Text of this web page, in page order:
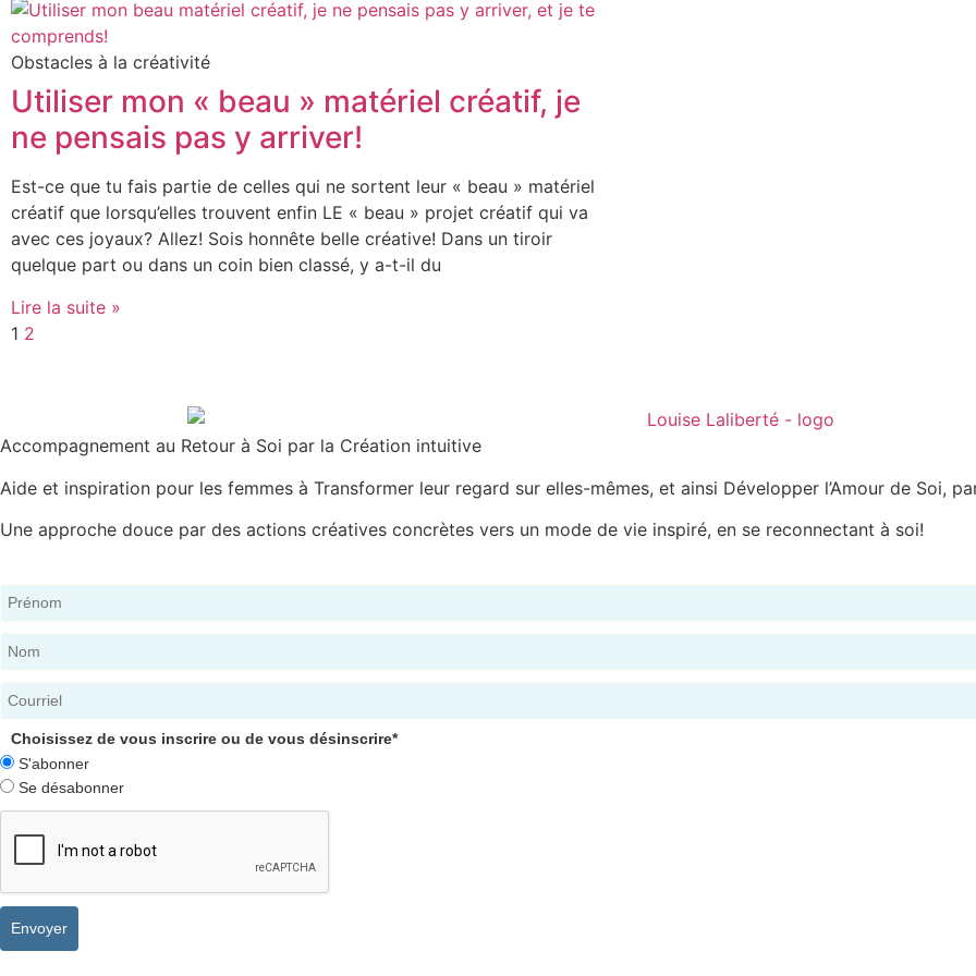
Obstacles à la créativité
Utiliser mon « beau » matériel créatif, je
ne pensais pas y arriver!
Est-ce que tu fais partie de celles qui ne sortent leur « beau » matériel
créatif que lorsqu’elles trouvent enfin LE « beau » projet créatif qui va
avec ces joyaux? Allez! Sois honnête belle créative! Dans un tiroir
quelque part ou dans un coin bien classé, y a-t-il du
Lire la suite »
1 2
Accompagnement au Retour à Soi par la Création intuitive
Aide et inspiration pour les femmes à Transformer leur regard sur elles-mêmes, et ainsi Développer l’Amour de Soi,
Une approche douce par des actions créatives concrètes vers un mode de vie inspiré, en se reconnectant à soi!
Choisissez de vous inscrire ou de vous désinscrire*
S'abonner
Se désabonner
Envoyer